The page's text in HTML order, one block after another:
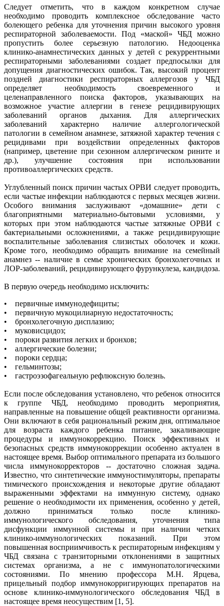
Следует отметить, что в каждом конкретном случае
необходимо проводить комплексное обследование часто
болеющего ребенка для уточнения причин высокого уровня
респираторной заболеваемости. Под «маской» ЧБД можно
пропустить более серьезную патологию. Недооценка
клинико-анамнестических данных у детей с рекуррентными
респираторными заболеваниями создает предпосылки для
допущения диагностических ошибок. Так, высокий процент
поздней диагностики респираторных аллергозов у ЧБД
определяет необходимость своевременного и
целенаправленного поиска факторов, указывающих на
возможное участие аллергии в генезе рецидивирующих
заболеваний органов дыхания. Для аллергических
заболеваний характерно наличие аллергологической
патологии в семейном анамнезе, затяжной характер течения с
рецидивами при воздействии определенных факторов
(например, цветение при сезонном аллергическом рините и
др.), улучшение состояния при использовании
противоаллергических средств.
Углубленный поиск причин частых ОРВИ следует проводить,
если частые инфекции наблюдаются с первых месяцев жизни.
Особого внимания заслуживают «домашние» дети с
благоприятными материально-бытовыми условиями, у
которых при этом наблюдаются частые затяжные ОРВИ с
бактериальными осложнениями, а также рецидивирующие
воспалительные заболевания слизистых оболочек и кожи.
Кроме того, необходимо обращать внимание на семейный
анамнез -- наличие в семье хронических бронхолегочных и
ЛОР-заболеваний, рецидивирующего фурункулеза, кандидоза.
В первую очередь необходимо исключить:
• первичные иммунодефициты;
• первичную мукоцилиарную недостаточность;
• бронхолегочную дисплазию;
• муковисцидоз;
• пороки развития легких и бронхов;
• аллергические болезни;
• пороки сердца;
• гельминтозы;
• гастроэзофагеальную рефлюксную болезнь.
Если после обследования установлено, что ребенок относится
к группе ЧБД, необходимо проводить мероприятия,
направленные на повышение общей реактивности организма.
Они включают в себя рациональный режим дня, оптимальное
для возраста каждого ребенка питание, закаливающие
процедуры и иммунокоррекцию. Поиск эффективных и
безопасных средств иммунокоррекции особенно актуален в
настоящее время. Выбор оптимального препарата из большого
числа иммунокорректоров -- достаточно сложная задача.
Известно, что синтетические иммуностимуляторы, препараты
тимического происхождения и некоторые другие обладают
выраженными эффектами на иммунную систему, однако
решение о необходимости их применения, особенно у детей,
должно приниматься только после клинико-
иммунологического обследования, уточнения типа
дисфункции иммунной системы и при наличии четких
клинико-иммунологических показаний. При этом
повышенная восприимчивость к респираторным инфекциям у
ЧБД связана с транзиторными отклонениями в защитных
системах организма, а не с иммунопатологическими
состояниями. По мнению профессора М.Н. Ярцева,
прицельный подбор иммунокорригирующих препаратов на
основе клинико-иммунологического обследования ЧБД в
настоящее время неосуществим [1, 5].